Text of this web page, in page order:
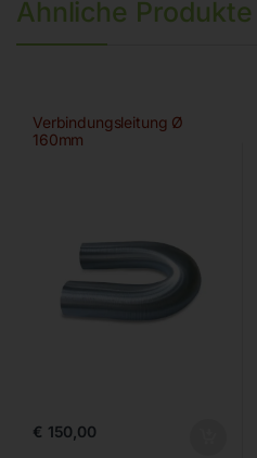
Ähnliche Produkte
Verbindungsleitung Ø
160mm
€ 150,00